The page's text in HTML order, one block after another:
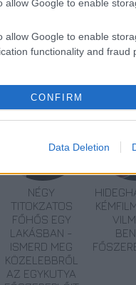
allow Google to enable
allow Google to enable
functionality and fraud
CONFIRM
Data Deletion
NÉGY
TITOKZATOS
FŐHŐS EGY
LAKÁSBAN -
ISMERD MEG
KÖZELEBBRŐL
AZ EGYKUTYA